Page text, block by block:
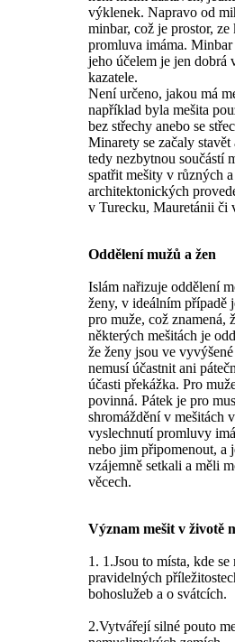
výklenek. Napravo od
minbar, což je prostor,
promluva imáma.
jeho účelem je jen dobrá
kazatele.
Není určeno, jakou má
například byla mešita
bez střechy anebo se
Minarety se začaly
tedy nezbytnou součástí
spatřit mešity v různých
architektonických
v Turecku, Mauretánii či
Oddělení mužů a žen
Islám nařizuje oddělení
ženy, v ideálním případě
pro muže, což znamená,
některých mešitách je
že ženy jsou ve
nemusí účastnit ani
účasti překážka. Pro
povinná. Pátek je pro
shromáždění v mešitách
vyslechnutí promluvy
nebo jim připomenout, a
vzájemně setkali a měli
věcech.
Význam mešit v životě
1. 1.Jsou to místa, kde
pravidelných
bohoslužeb a o svátcích.
2.Vytvářejí silné pouto